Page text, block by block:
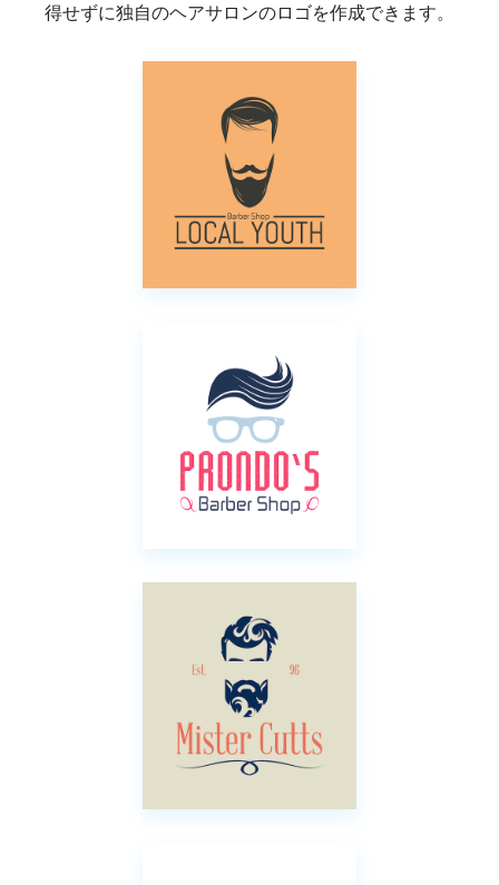
得せずに独自のヘアサロンのロゴを作成できます。